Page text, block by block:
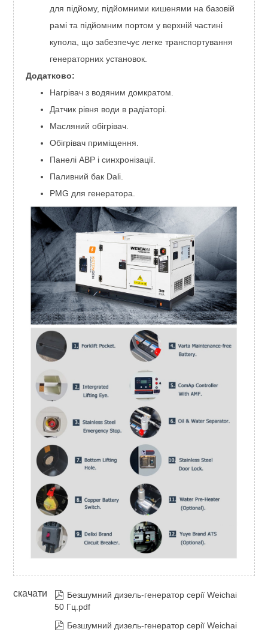
для підйому, підйомними кишенями на базовій
рамі та підйомним портом у верхній частині
купола, що забезпечує легке транспортування
генераторних установок.
Додатково:
Нагрівач з водяним домкратом.
Датчик рівня води в радіаторі.
Масляний обігрівач.
Обігрівач приміщення.
Панелі АВР і синхронізації.
Паливний бак Dali.
PMG для генератора.
скачати  Безшумний дизель-генератор серії Weichai
50 Гц.pdf
 Безшумний дизель-генератор серії Weichai